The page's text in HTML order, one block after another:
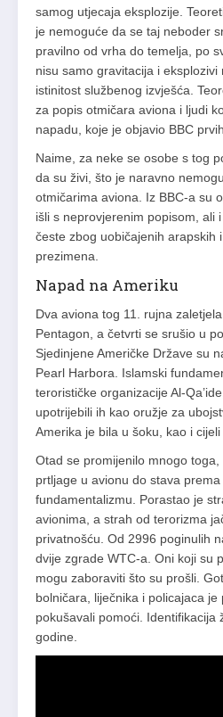
samog utjecaja eksplozije.
je nemoguće da se taj neboder
pravilno od vrha do temelja, po
nisu samo gravitacija i eksplozivi
istinitost službenog izvješća.
za popis otmičara aviona i ljudi
napadu, koje je objavio BBC
Naime, za neke se osobe s tog
da su živi, što je naravno
otmičarima aviona. Iz BBC-a su
išli s neprovjerenim popisom, ali
česte zbog uobičajenih arapskih
prezimena.
Napad na Ameriku
Dva aviona tog 11. rujna
Pentagon, a četvrti se srušio u
Sjedinjene Američke Države su
Pearl Harbora. Islamski
terorističke organizacije Al-
upotrijebili ih kao oružje za
Amerika je bila u šoku, kao i cijeli
Otad se promijenilo mnogo
prtljage u avionu do stava prema
fundamentalizmu. Porastao je
avionima, a strah od terorizma
privatnošću. Od 2996 poginulih
dvije zgrade WTC-a. Oni koji su
mogu zaboraviti što su prošli.
bolničara, liječnika i policajaca je
pokušavali pomoći. Identifikacija
godine.